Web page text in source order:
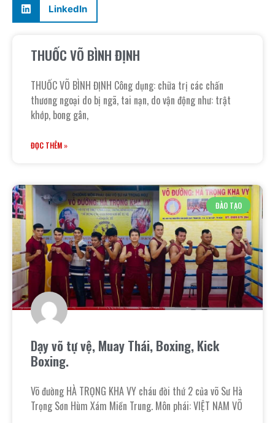
LinkedIn
THUỐC VÕ BÌNH ĐỊNH
THUỐC VÕ BÌNH ĐỊNH Công dụng: chữa trị các chấn
thương ngoại do bị ngã, tai nạn, do vận động như: trật
khớp, bong gân,
ĐỌC THÊM »
ĐÀO TẠO
Dạy võ tự vệ, Muay Thái, Boxing, Kick
Boxing.
Võ đường HÀ TRỌNG KHA VY cháu đời thứ 2 của võ Sư Hà
Trọng Sơn Hùm Xám Miền Trung. Môn phái: VIỆT NAM VÕ